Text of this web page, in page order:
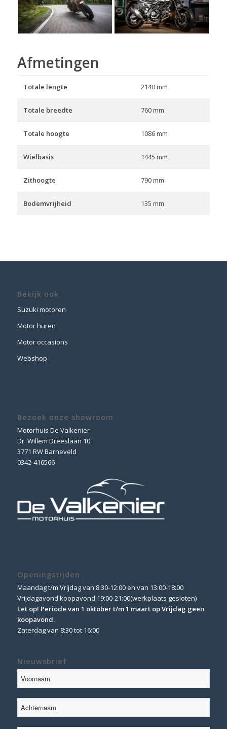
Afmetingen
Totale lengte 2140 mm
Totale breedte 760 mm
Totale hoogte 1086 mm
Wielbasis 1445 mm
Zithoogte 790 mm
Bodemvrijheid 135 mm
Bekijk ook
Suzuki motoren
Motor huren
Motor occasions
Webshop
Bezoek onze showroom
Motorhuis De Valkenier
Dr. Willem Dreeslaan 10
3771 RW Barneveld
0342-416566
Openingstijden
Maandag t/m Vrijdag van 8:30-12:00 en van 13:00-18:00
Vrijdagavond koopavond 19:00-21:00(werkplaats gesloten)
Let op! Periode van 1 oktober t/m 1 maart op Vrijdag geen
koopavond.
Zaterdag van 8:30 tot 16:00
Nieuwsbrief